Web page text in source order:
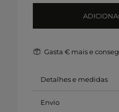
Gasta€ mais e
Detalhes e medidas
Envio